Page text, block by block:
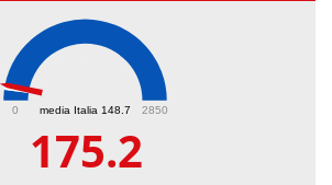
media Italia 148.7
0 2850
175.2